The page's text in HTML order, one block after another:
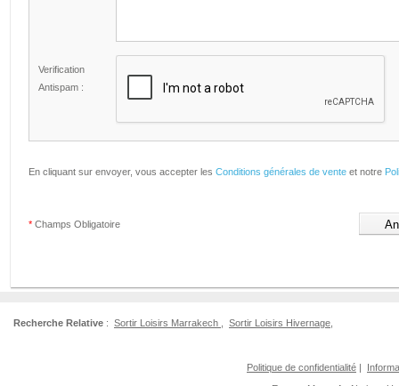
Verification
Antispam :
En cliquant sur envoyer, vous accepter les Conditions générales de vente et notre
* Champs Obligatoire
Recherche Relative : Sortir Loisirs Marrakech Sortir Loisirs Hivernage
Politique de confidentialité |